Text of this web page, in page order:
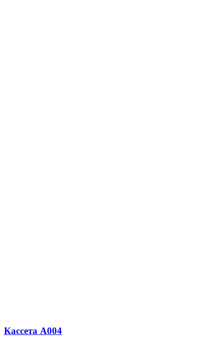
Кассета A004